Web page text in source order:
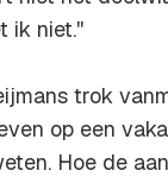
ik niet.''
trok
op een
Hoe de